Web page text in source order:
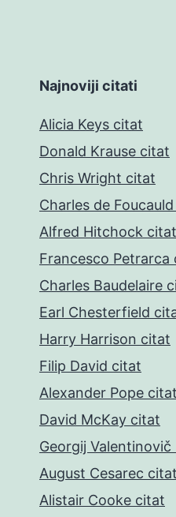
Najnoviji citati
Alicia Keys citat
Donald Krause citat
Chris Wright citat
Charles de
Alfred Hitchock citat
Francesco Petrarca
Charles Baudelaire
Earl Chesterfield
Harry Harrison citat
Filip David citat
Alexander Pope citat
David McKay citat
Georgij
August Cesarec citat
Alistair Cooke citat